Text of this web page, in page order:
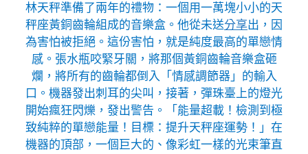
林天秤準備了兩年的禮物：一個用一萬塊小小的天
秤座黃銅齒輪組成的音樂盒。他從未送分享出，因
為害怕被拒絕。這份害怕，就是純度最高的單戀情
感。張水瓶咬緊牙關，將那個黃銅齒輪音樂盒砸
爛，將所有的齒輪都倒入「情感調節器」的輸入
口。機器發出刺耳的尖叫，接著，彈珠臺上的燈光
開始瘋狂閃爍，發出警告。「能量超載！檢測到極
致純粹的單戀能量！目標：提升天秤座運勢！」在
機器的頂部，一個巨大的、像彩虹一樣的光束筆直